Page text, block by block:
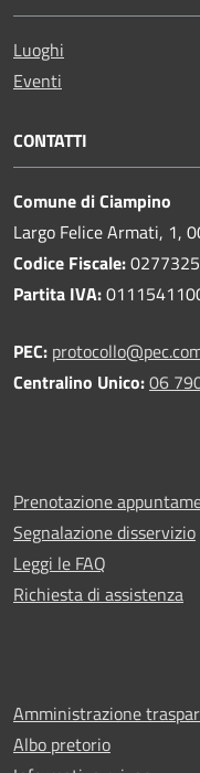
Luoghi
Eventi
CONTATTI
Comune di Ciampino
Largo Felice Armati, 1,
Codice Fiscale:
Partita IVA:
PEC:
Centralino Unico:06
Prenotazione
Segnalazione disservizio
Leggi le FAQ
Richiesta di assistenza
Amministrazione
Albo pretorio